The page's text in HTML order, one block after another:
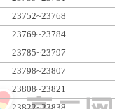
23752~23768
23769~23784
23785~23797
23798~23807
23808~23821